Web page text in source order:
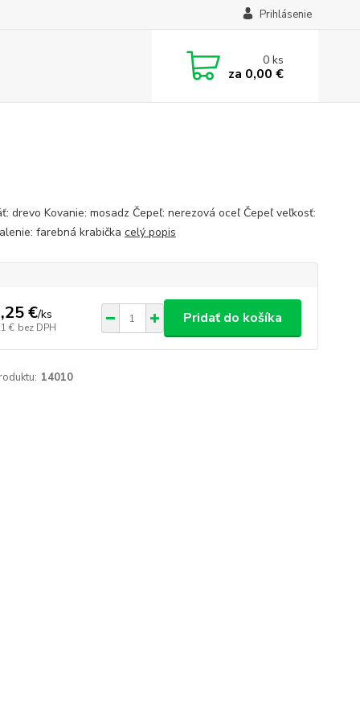
Prihlásenie
0ks
za 0,00 €
drevo Kovanie: mosadz Čepeľ: nerezová oceľ Čepeľ veľkosť:
farebná krabička celý popis
€/ks
€ bez DPH
Pridať do košíka
14010